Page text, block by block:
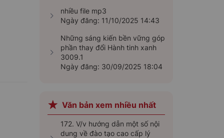
nhiều file mp3
Ngày đăng: 11/10/2025 14:43
Những sáng kiến bền vững góp
phần thay đổi Hành tinh xanh
3009.1
Ngày đăng: 30/09/2025 18:04
Văn bản xem nhiều nhất
172. V/v hướng dẫn một số nội
dung về đào tạo cao cấp lý